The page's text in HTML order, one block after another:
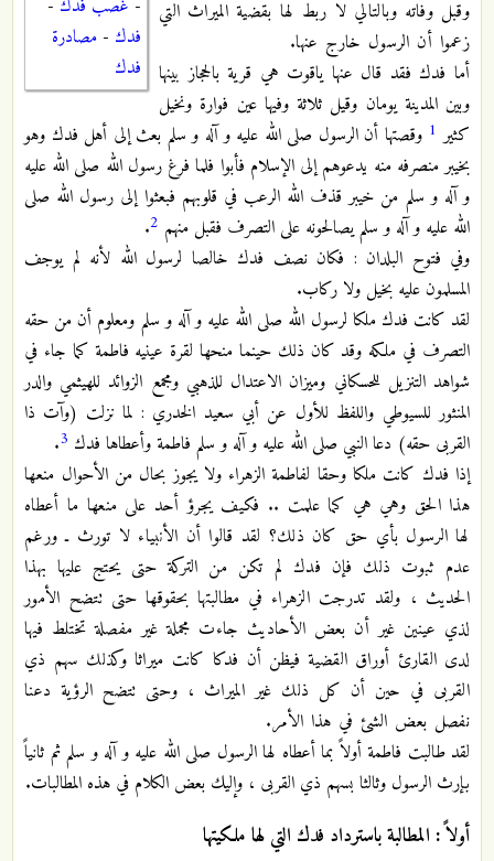
- غصب فدك -
فدك - مصادرة
فدك
وقبل وفاته وبالتالي لا ربط لها بقضية الميراث التي
زعموا أن الرسول خارج عنها.
أما فدك فقد قال عنها ياقوت هي قرية بالحجاز بينها
وبين المدينة يومان وقيل ثلاثة وفيها عين فوارة ونخيل
كثير 1 وقصتها أن الرسول صلى الله عليه و آله و سلم بعث إلى أهل فدك وهو
بخيبر منصرفه منه يدعوهم إلى الإسلام فأبوا فلما فرغ رسول الله صلى الله عليه
و آله و سلم من خيبر قذف الله الرعب في قلوبهم فبعثوا إلى رسول الله صلى
الله عليه و آله و سلم يصالحونه على التصرف فقبل منهم 2
.
وفي فتوح البلدان : فكان نصف فدك خالصا لرسول الله لأنه لم يوجف
المسلمون عليه بخيل ولا ركاب.
لقد كانت فدك ملكا لرسول الله صلى الله عليه و آله و سلم ومعلوم أن من حقه
التصرف في ملكه وقد كان ذلك حينما منحها لقرة عينيه فاطمة كما جاء في
شواهد التنزيل للحسكاني وميزان الاعتدال للذهبي ومجمع الزوائد للهيثمي والدر
المنثور للسيوطي واللفظ للأول عن أبي سعيد الخدري : لما نزلت (وآت ذا
القربى حقه) دعا النبي صلى الله عليه و آله و سلم فاطمة وأعطاها فدك 3
.
إذا فدك كانت ملكا وحقا لفاطمة الزهراء ولا يجوز بحال من الأحوال منعها
هذا الحق وهي هي كما علمت .. فكيف يجرؤ أحد على منعها ما أعطاه
لها الرسول بأي حق كان ذلك؟ لقد قالوا أن الأنبياء لا تورث ـ ورغم
عدم ثبوت ذلك فإن فدك لم تكن من التركة حتى يحتج عليها بهذا
الحديث ، ولقد تدرجت الزهراء في مطالبتها بحقوقها حتى تتضح الأمور
لذي عينين غير أن بعض الأحاديث جاءت مجملة غير مفصلة تختلط فيها
لدى القارئ أوراق القضية فيظن أن فدكا كانت ميراثا وكذلك سهم ذي
القربى في حين أن كل ذلك غير الميراث ، وحتى تتضح الرؤية دعنا
نفصل بعض الشئ في هذا الأمر.
لقد طالبت فاطمة أولاً بما أعطاه لها الرسول صلى الله عليه و آله و سلم ثم ثانياً
بإرث الرسول وثالثا بسهم ذي القربى ، وإليك بعض الكلام في هذه المطالبات.
أولاً : المطالبة باسترداد فدك التي لها ملكيتها